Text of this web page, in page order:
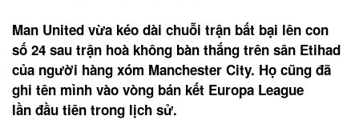
Man United vừa kéo dài chuỗi trận bất bại lên con
số 24 sau trận hoà không bàn thắng trên sân Etihad
của người hàng xóm Manchester City. Họ cũng đã
ghi tên mình vào vòng bán kết Europa League
lần đầu tiên trong lịch sử.